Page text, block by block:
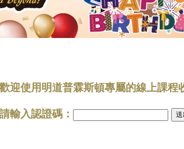
歡迎使用明道普霖斯頓專屬的線上課程
請輸入認證碼：